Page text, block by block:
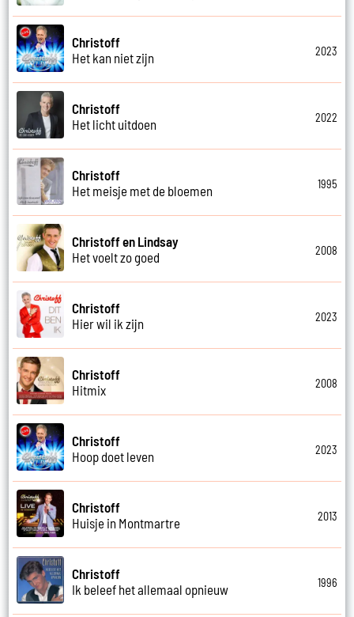
Christoff
Het kan niet zijn
2023
Christoff
Het licht uitdoen
2022
Christoff
Het meisje met de bloemen
1995
Christoff en Lindsay
Het voelt zo goed
2008
Christoff
Hier wil ik zijn
2023
Christoff
Hitmix
2008
Christoff
Hoop doet leven
2023
Christoff
Huisje in Montmartre
2013
Christoff
Ik beleef het allemaal opnieuw
1996